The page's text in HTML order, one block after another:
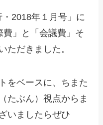
2018年１月号」に
」と「会議費」そ
ただきました。
をベースに、ちまた
たぶん）視点からま
いましたらぜひ